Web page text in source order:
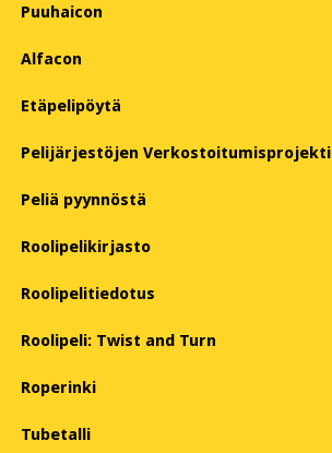
Puuhaicon
Alfacon
Etäpelipöytä
Pelijärjestöjen Verkostoitumisprojekti
Peliä pyynnöstä
Roolipelikirjasto
Roolipelitiedotus
Roolipeli: Twist and Turn
Roperinki
Tubetalli